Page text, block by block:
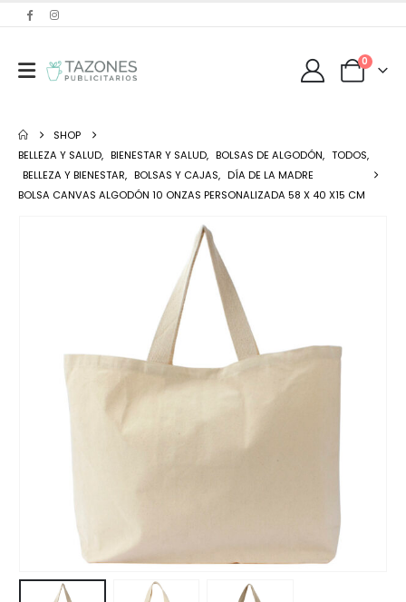
0
SHOP
BELLEZA Y SALUD, BIENESTAR Y SALUD, BOLSAS DE ALGODÓN, TODOS,
BELLEZA Y BIENESTAR, BOLSAS Y CAJAS, DÍA DE LA MADRE
BOLSA CANVAS ALGODÓN 10 ONZAS PERSONALIZADA 58 X 40 X15 CM